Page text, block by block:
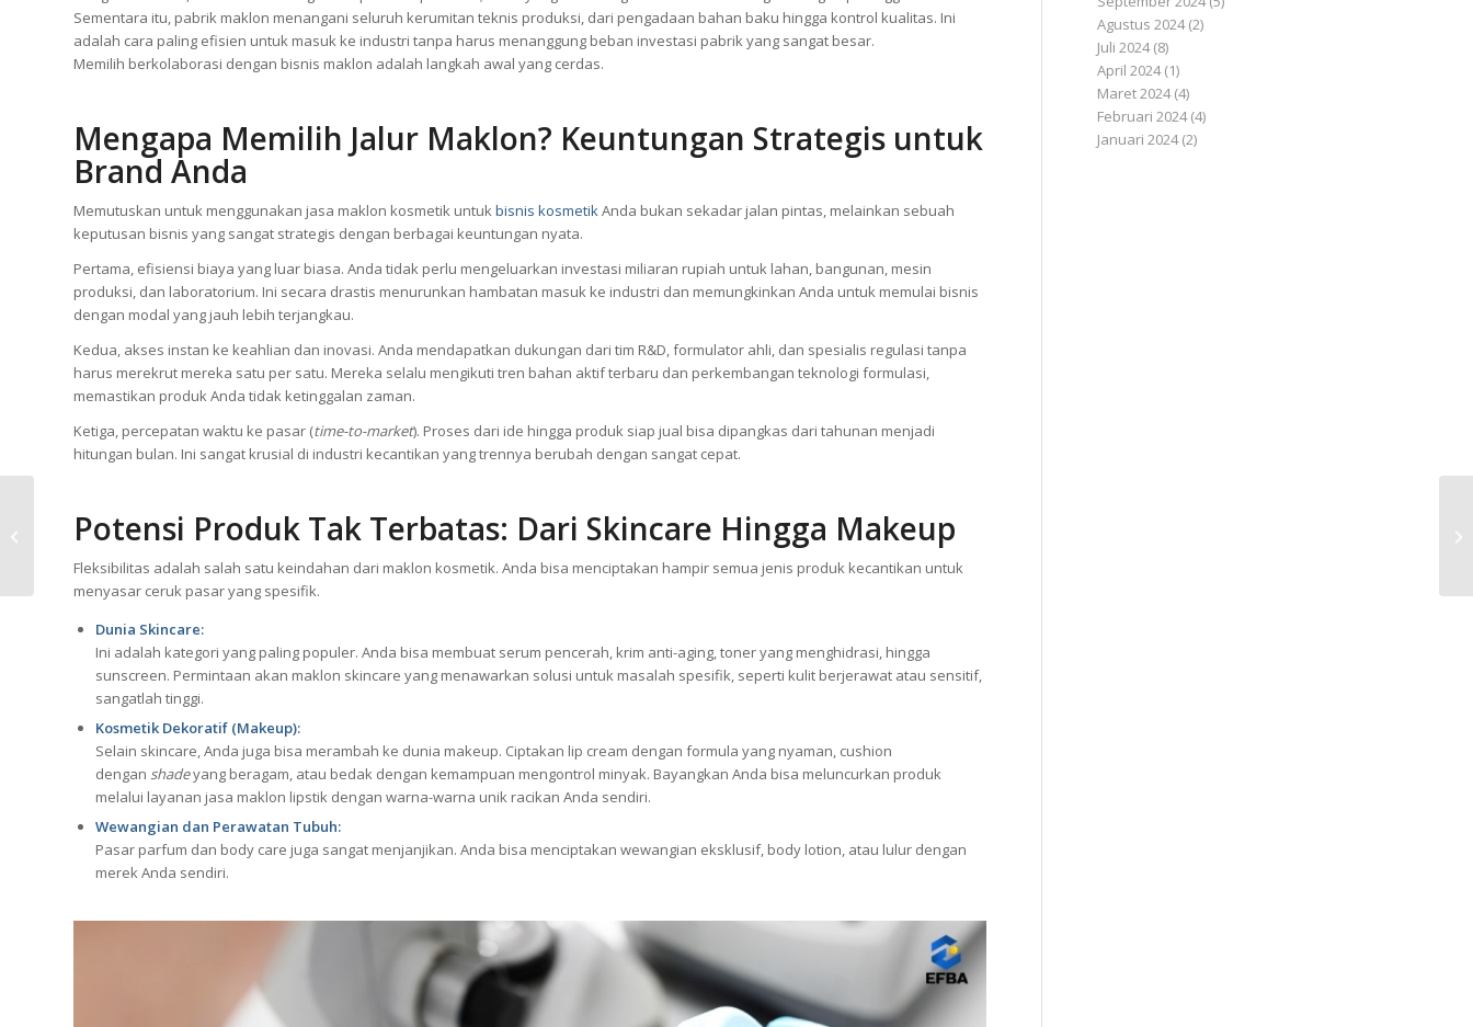
Sementara itu, pabrik maklon menangani seluruh kerumitan teknis produksi, dari pengadaan bahan baku hingga kontrol kualitas. Ini
adalah cara paling efisien untuk masuk ke industri tanpa harus menanggung beban investasi pabrik yang sangat besar.
Memilih berkolaborasi dengan bisnis maklon adalah langkah awal yang cerdas.
Mengapa Memilih Jalur Maklon? Keuntungan Strategis untuk
Brand Anda
Memutuskan untuk menggunakan jasa maklon kosmetik untukbisnis kosmetikAnda bukan sekadar jalan pintas, melainkan sebuah
keputusan bisnis yang sangat strategis dengan berbagai keuntungan nyata.
Pertama, efisiensi biaya yang luar biasa. Anda tidak perlu mengeluarkan investasi miliaran rupiah untuk lahan, bangunan, mesin
produksi, dan laboratorium. Ini secara drastis menurunkan hambatan masuk ke industri dan memungkinkan Anda untuk memulai bisnis
dengan modal yang jauh lebih terjangkau.
Kedua, akses instan ke keahlian dan inovasi. Anda mendapatkan dukungan dari tim R&D, formulator ahli, dan spesialis regulasi tanpa
harus merekrut mereka satu per satu. Mereka selalu mengikuti tren bahan aktif terbaru dan perkembangan teknologi formulasi,
memastikan produk Anda tidak ketinggalan zaman.
Ketiga, percepatan waktu ke pasar (time-to-market). Proses dari ide hingga produk siap jual bisa dipangkas dari tahunan menjadi
hitungan bulan. Ini sangat krusial di industri kecantikan yang trennya berubah dengan sangat cepat.
Potensi Produk Tak Terbatas: Dari Skincare Hingga Makeup
Fleksibilitas adalah salah satu keindahan dari maklon kosmetik. Anda bisa menciptakan hampir semua jenis produk kecantikan untuk
menyasar ceruk pasar yang spesifik.
Dunia Skincare:
Ini adalah kategori yang paling populer. Anda bisa membuat serum pencerah, krim anti-aging, toner yang menghidrasi, hingga
sunscreen. Permintaan akan maklon skincare yang menawarkan solusi untuk masalah spesifik, seperti kulit berjerawat atau sensitif,
sangatlah tinggi.
Kosmetik Dekoratif (Makeup):
Selain skincare, Anda juga bisa merambah ke dunia makeup. Ciptakan lip cream dengan formula yang nyaman, cushion
dengan shadeyang beragam, atau bedak dengan kemampuan mengontrol minyak. Bayangkan Anda bisa meluncurkan produk
melalui layanan jasa maklon lipstik dengan warna-warna unik racikan Anda sendiri.
Wewangian dan Perawatan Tubuh:
Pasar parfum dan body care juga sangat menjanjikan. Anda bisa menciptakan wewangian eksklusif, body lotion, atau lulur dengan
merek Anda sendiri.
Agustus 2024(2)
Juli 2024(8)
April 2024(1)
Maret 2024(4)
Februari 2024(4)
Januari 2024(2)
Membongkar Rahasia
Talenta